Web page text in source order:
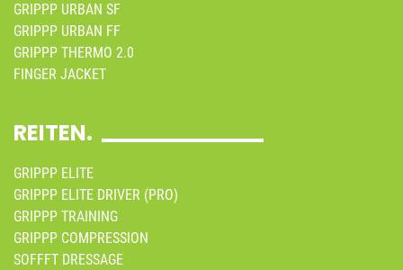
GRIPPP URBAN SF
GRIPPP URBAN FF
GRIPPP THERMO 2.0
FINGER JACKET
REITEN.
GRIPPP ELITE
GRIPPP ELITE DRIVER (PRO)
GRIPPP TRAINING
GRIPPP COMPRESSION
SOFFFT DRESSAGE